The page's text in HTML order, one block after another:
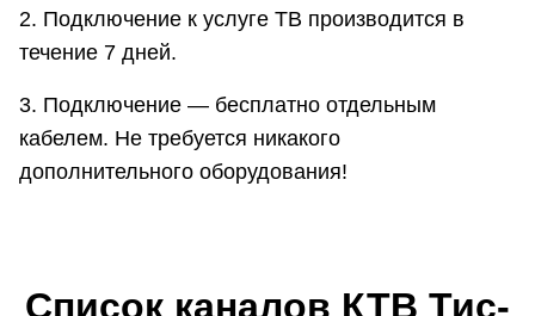
2. Подключение к услуге ТВ производится в
течение 7 дней.
3. Подключение — бесплатно отдельным
кабелем. Не требуется никакого
дополнительного оборудования!
Список каналов КТВ Тис-